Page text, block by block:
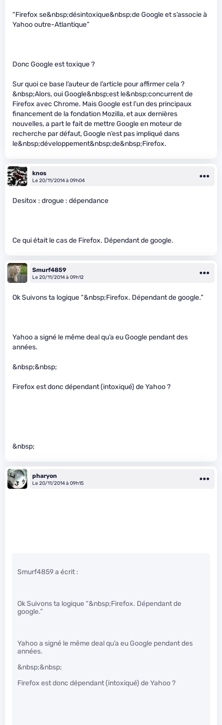
“Firefox se&nbsp;désintoxique&nbsp;de Google et s’associe à
Yahoo outre-Atlantique”
Donc Google est toxique ?
Sur quoi ce base l’auteur de l’article pour affirmer cela ?
&nbsp;Alors, oui Google&nbsp;est le&nbsp;concurrent de
Firefox avec Chrome. Mais Google est l’un des principaux
financement de la fondation Mozilla, et aux dernières
nouvelles, a part le fait de mettre Google en moteur de
recherche par défaut, Google n’est pas impliqué dans
le&nbsp;développement&nbsp;de&nbsp;Firefox.
knos
Le 20/11/2014 à 09h04
Desitox : drogue : dépendance
Ce qui était le cas de Firefox. Dépendant de google.
Smurf4859
Le 20/11/2014 à 09h12
Ok Suivons ta logique “&nbsp;Firefox. Dépendant de google.”
Yahoo a signé le même deal qu’a eu Google pendant des
années.
&nbsp;&nbsp;
Firefox est donc dépendant (intoxiqué) de Yahoo ?
&nbsp;
pharyon
Le 20/11/2014 à 09h15
Smurf4859 a écrit :
Ok Suivons ta logique “&nbsp;Firefox. Dépendant de
google.”
Yahoo a signé le même deal qu’a eu Google pendant des
années.
&nbsp;&nbsp;
Firefox est donc dépendant (intoxiqué) de Yahoo ?